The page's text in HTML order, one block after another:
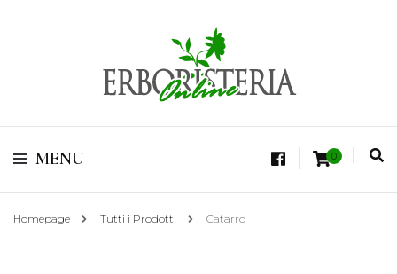
Erboristeria Shop
Online Tisane
Vendita di Botaniche, Erbe e Spezie Officinali, Tisane Terapeutiche Esclusive,
MENU 0
Homepage Tutti i Prodotti Catarro